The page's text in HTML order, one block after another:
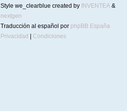
Style we_clearblue created by INVENTEA &
nextgen
Traducción al español por phpBB España
Privacidad
Condiciones